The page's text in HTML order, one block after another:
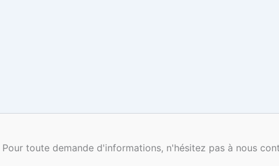
Pour toute demande d'informations, n'hésitez pas à nous